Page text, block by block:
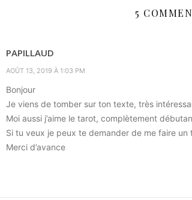
5
PAPILLAUD
AOÛT 13, 2019 À 1:03 PM
Bonjour
Je viens de tomber sur ton texte, très
Moi aussi j’aime le tarot, complètement
Si tu veux je peux te demander de me faire
Merci d’avance